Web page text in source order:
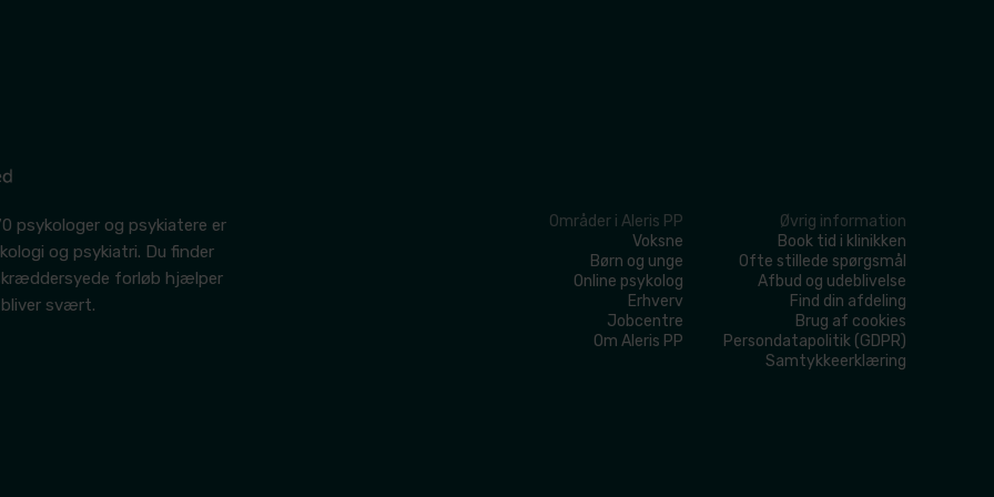
psykologer og psykiatere er
og psykiatri. Du finder
forløb hjælper
bliver svært.
Områder i Aleris PP
​Voksne
​Børn og unge
​Online psykolog
​Erhverv
​Jobcentre
​Om Aleris PP
Øvrig information
​Book tid i klinikken
​Ofte stillede spørgsmål
Afbud og udeblivelse
​Find din afdeling
​Brug af cookies
​Persondatapolitik (GDPR)
​Samtykkeerklæring